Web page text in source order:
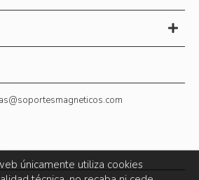
únicamente utiliza cookies